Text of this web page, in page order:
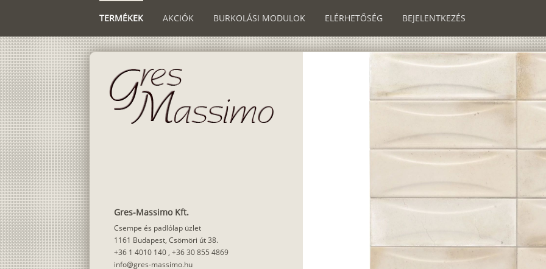
TERMÉKEK AKCIÓK BURKOLÁSI MODULOK ELÉRHETŐSÉG BEJELENTKEZÉS
Gres-Massimo Kft.
Csempe és padlólap üzlet
1161 Budapest, Csömöri út 38.
+36 1 4010 140 , +36 30 855 4869
info@gres-massimo.hu